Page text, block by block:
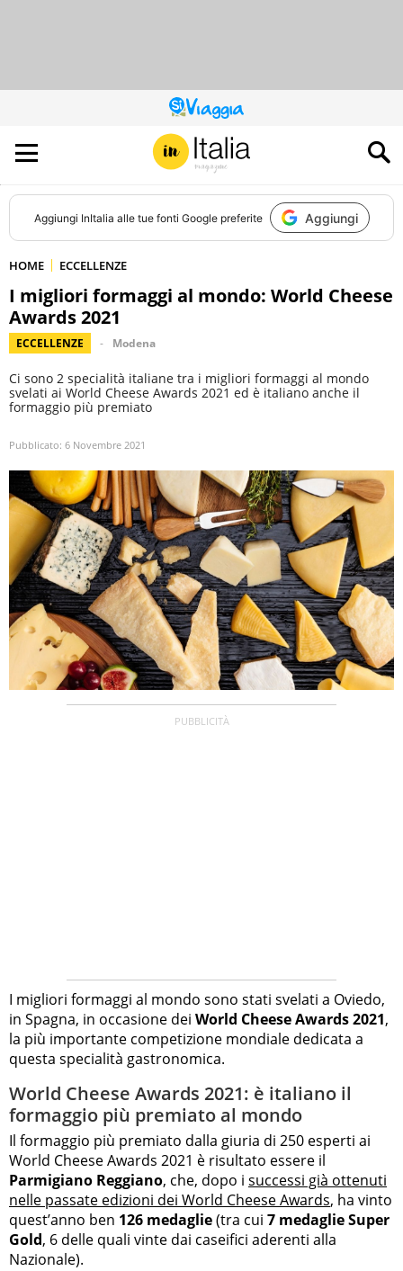
QUESTO
SITO
CONTRIBUISCE
ALL’AUDIENCE
DI
Aggiungi InItalia alle tue fonti Google preferite Aggiungi
HOME ECCELLENZE
I migliori formaggi al mondo: World Cheese
Awards 2021
ECCELLENZE Modena
Ci sono 2 specialità italiane tra i migliori formaggi al mondo
svelati ai World Cheese Awards 2021 ed è italiano anche il
formaggio più premiato
Pubblicato: 6 Novembre 2021
I migliori formaggi al mondo sono stati svelati a Oviedo,
in Spagna, in occasione dei World Cheese Awards 2021,
la più importante competizione mondiale dedicata a
questa specialità gastronomica.
World Cheese Awards 2021: è italiano il
formaggio più premiato al mondo
Il formaggio più premiato dalla giuria di 250 esperti ai
World Cheese Awards 2021 è risultato essere il
Parmigiano Reggiano, che, dopo i successi già ottenuti
nelle passate edizioni dei World Cheese Awards, ha vinto
quest’anno ben 126 medaglie(tra cui 7 medaglie Super
Gold, 6 delle quali vinte dai caseifici aderenti alla
Nazionale).